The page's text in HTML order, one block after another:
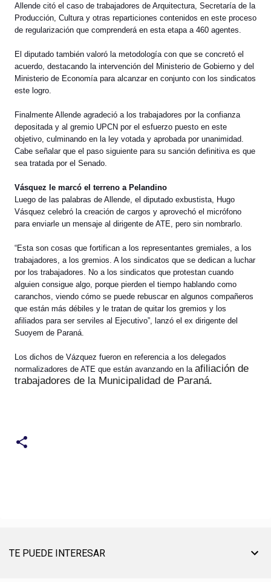
Allende citó el caso de trabajadores de Arquitectura, Secretaría de la
Producción, Cultura y otras reparticiones contenidos en este proceso
de regularización que comprenderá en esta etapa a 460 agentes.
El diputado también valoró la metodología con que se concretó el
acuerdo, destacando la intervención del Ministerio de Gobierno y del
Ministerio de Economía para alcanzar en conjunto con los sindicatos
este logro.
Finalmente Allende agradeció a los trabajadores por la confianza
depositada y al gremio UPCN por el esfuerzo puesto en este
objetivo, culminando en la ley votada y aprobada por unanimidad.
Cabe señalar que el paso siguiente para su sanción definitiva es que
sea tratada por el Senado.
Vásquez le marcó el terreno a Pelandino
Luego de las palabras de Allende, el diputado exbustista, Hugo
Vásquez celebró la creación de cargos y aprovechó el micrófono
para enviarle un mensaje al dirigente de ATE, pero sin nombrarlo.
“Esta son cosas que fortifican a los representantes gremiales, a los
trabajadores, a los gremios. A los sindicatos que se dedican a luchar
por los trabajadores. No a los sindicatos que protestan cuando
alguien consigue algo, porque pierden el tiempo hablando como
caranchos, viendo cómo se puede rebuscar en algunos compañeros
que están más débiles y le tratan de quitar los gremios y los
afiliados para ser serviles al Ejecutivo”, lanzó el ex dirigente del
Suoyem de Paraná.
Los dichos de Vázquez fueron en referencia a los delegados
normalizadores de ATE que están avanzando en la afiliación de
trabajadores de la Municipalidad de Paraná.
TE PUEDE INTERESAR